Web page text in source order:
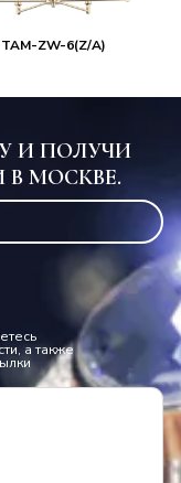
TAM-ZW-6(Z/A)
И ПОЛУЧИ
МОСКВЕ.
а также